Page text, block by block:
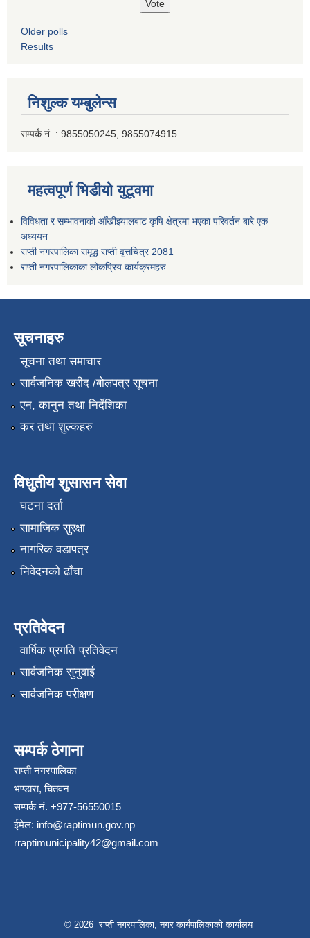
Older polls
Results
निशुल्क यम्बुलेन्स
सम्पर्क नं. : 9855050245, 9855074915
महत्वपूर्ण भिडीयो युटूवमा
विविधता र सम्भावनाको आँखीझ्यालबाट कृषि क्षेत्रमा भएका परिवर्तन बारे एक
अध्ययन
राप्ती नगरपालिका समृद्ध राप्ती वृत्तचित्र 2081
राप्ती नगरपालिकाका लोकप्रिय कार्यक्रमहरु
सूचनाहरु
सूचना तथा समाचार
सार्वजनिक खरीद /बोलपत्र सूचना
एन, कानुन तथा निर्देशिका
कर तथा शुल्कहरु
विधुतीय शुसासन सेवा
घटना दर्ता
सामाजिक सुरक्षा
नागरिक वडापत्र
निवेदनको ढाँचा
प्रतिवेदन
वार्षिक प्रगति प्रतिवेदन
सार्वजनिक सुनुवाई
सार्वजनिक परीक्षण
सम्पर्क ठेगाना
राप्ती नगरपालिका
भण्डारा, चितवन
सम्पर्क नं. +977-56550015
ईमेल: info@raptimun.gov.np
rraptimunicipality42@gmail.com
© 2026 राप्ती नगरपालिका, नगर कार्यपालिकाको कार्यालय